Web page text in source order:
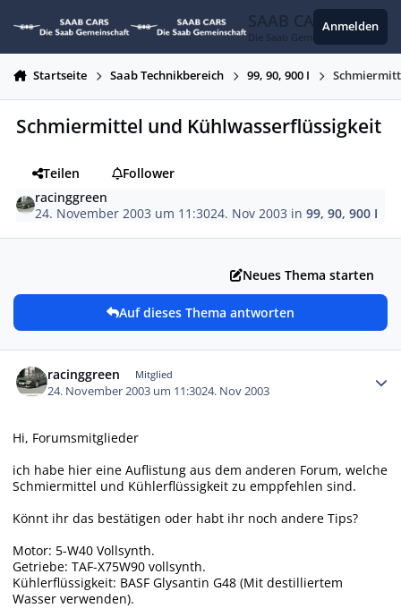
SAAB CARS
Die Saab Gemeinschaft
Anmelden
Startseite Saab Technikbereich 99, 90, 900 I
Schmiermittel und Kühlwasserflüssigkeit
Teilen
Follower
racinggreen
24. November 2003 um 11:3024. Nov 2003 in99, 90, 900 I
Neues Thema starten
Auf dieses Thema antworten
racinggreen Mitglied
24. November 2003 um 11:3024. Nov 2003
Hi, Forumsmitglieder
ich habe hier eine Auflistung aus dem anderen Forum, welche
Schmiermittel und Kühlerflüssigkeit zu emppfehlen sind.
Könnt ihr das bestätigen oder habt ihr noch andere Tips?
Motor: 5-W40 Vollsynth.
Getriebe: TAF-X75W90 vollsynth.
Kühlerflüssigkeit: BASF Glysantin G48 (Mit destilliertem
Wasser verwenden).